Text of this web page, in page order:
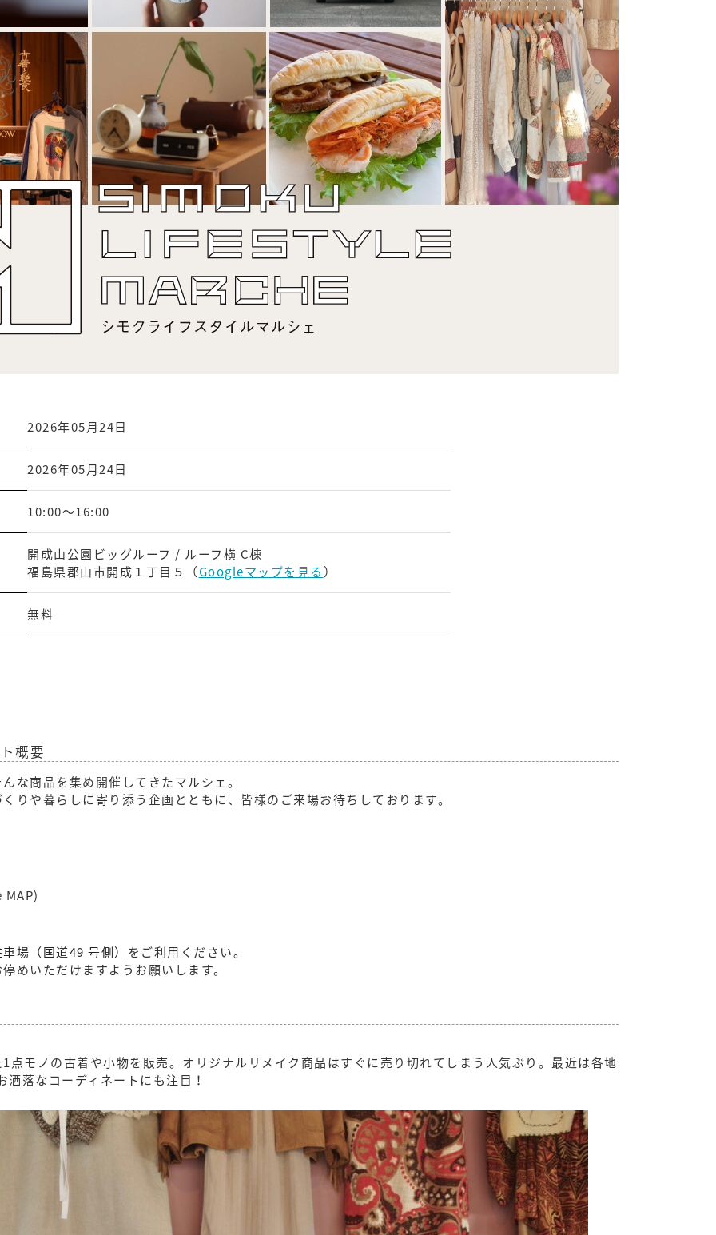
2026年05月24日
2026年05月24日
10:00〜16:00
開成山公園ビッグルーフ / ルーフ横 C棟
福島県郡山市開成１丁目５（Googleマップを見る ）
無料
概要
な商品を集め開催してきたマルシェ。
りや暮らしに寄り添う企画とともに、皆様のご来場お待ちしております。
場（国道49 号側） をご利用ください。
めいただけますようお願いします。
点モノの古着や小物を販売。オリジナルリメイク商品はすぐに売り切れてしまう人気ぶり。最近は各地
落なコーディネートにも注目！